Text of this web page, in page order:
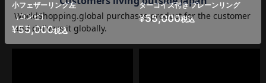
小フェザーリング左
（コンビ）
¥55,000税込
ターコイズ付き プレーンリング
¥55,000税込